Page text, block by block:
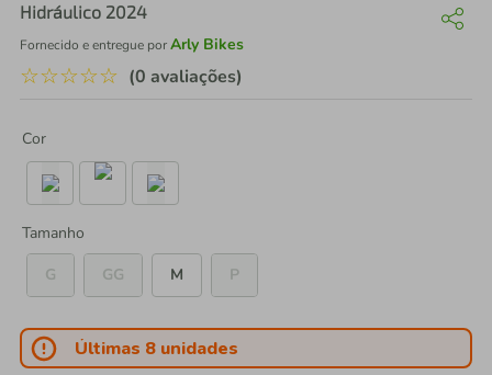
Hidráulico 2024
Fornecido e entregue porArly Bikes
☆☆☆☆☆ (0 avaliações)
Cor
Tamanho
G
GG M P
Últimas 8 unidades